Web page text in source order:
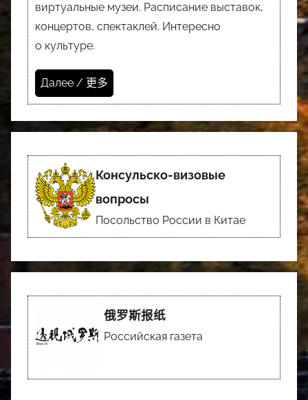
виртуальные музеи. Расписание выставок,
концертов, спектаклей. Интересно
о культуре.
Далее / 更多
Консульско-визовые
вопросы
Посольство России в Китае
俄罗斯报纸
Российская газета